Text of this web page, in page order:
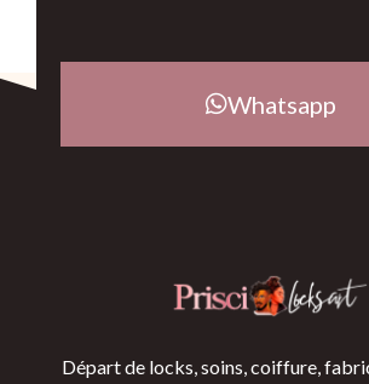
Whatsapp
Départ de locks, soins, coiffure,